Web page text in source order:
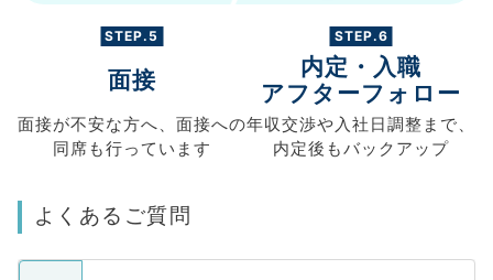
STEP.5
面接
面接が不安な方へ、 面接への
同席も行っています
STEP.6
内定・入職
アフターフォロー
年収交渉や入社日調整まで、
内定後もバックアップ
よくあるご質問